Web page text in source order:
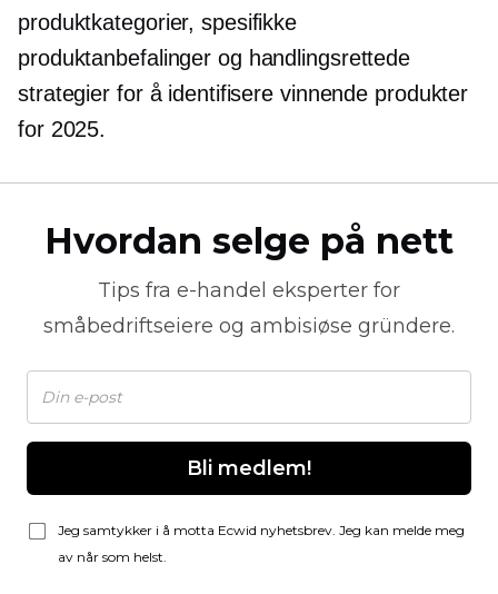
produktkategorier, spesifikke
produktanbefalinger og handlingsrettede
strategier for å identifisere vinnende produkter
for 2025.
Hvordan selge på nett
Tips fra e-handel eksperter for
småbedriftseiere og ambisiøse gründere.
Bli medlem!
Jeg samtykker i å motta Ecwid nyhetsbrev. Jeg kan melde meg
av når som helst.